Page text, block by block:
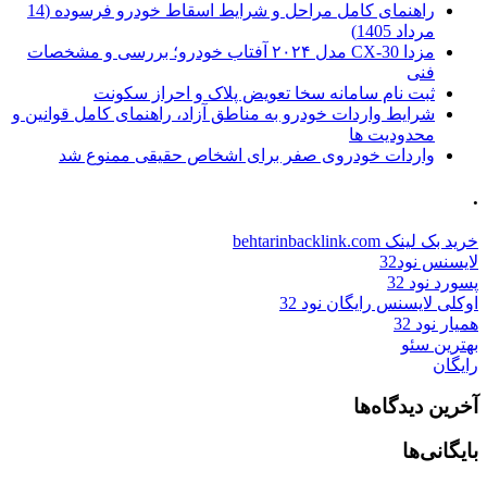
راهنمای کامل مراحل و شرایط اسقاط خودرو فرسوده (14
مرداد 1405)
مزدا CX-30 مدل ۲۰۲۴ آفتاب خودرو؛ بررسی و مشخصات
فنی
ثبت نام سامانه سخا تعویض پلاک و احراز سکونت
شرایط واردات خودرو به مناطق آزاد، راهنمای کامل قوانین و
محدودیت ها
واردات خودروی صفر برای اشخاص حقیقی ممنوع شد
.
خرید بک لینک behtarinbacklink.com
لایسنس نود32
پسورد نود 32
اوکلی لایسنس رایگان نود 32
همیار نود 32
بهترین سئو
رایگان
آخرین دیدگاه‌ها
بایگانی‌ها